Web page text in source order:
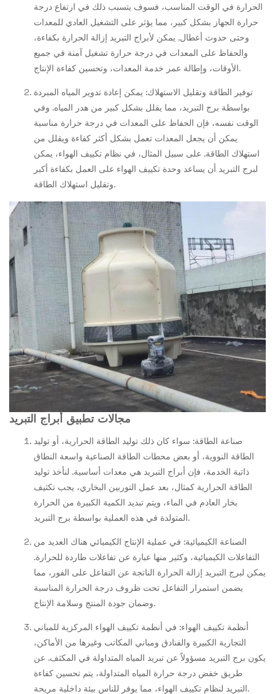
الحرارة في الوقت المناسب، فسوف يتسبب ذلك في ارتفاع درجة
حرارة الجهاز بشكل كبير، مما يؤثر على التشغيل العادي للمعدات
وحتى حدوث أعطال. يمكن لأبراج التبريد إزالة الحرارة بكفاءة،
والحفاظ على المعدات في درجة حرارة تشغيل آمنة في جميع
الأوقات، وإطالة عمر خدمة المعدات، وتحسين كفاءة الإنتاج.
توفير الطاقة وتقليل الاستهلاك: يمكن إعادة تدوير المياه المبردة
بواسطة برج التبريد، مما يقلل بشكل كبير من هدر المياه. وفي
الوقت نفسه، فإن الحفاظ على المعدات في درجة حرارة مناسبة
يمكن أن يجعل المعدات تعمل بشكل أكثر كفاءة ويقلل من
استهلاك الطاقة. على سبيل المثال، في نظام تكييف الهواء، يمكن
لبرج التبريد أن يساعد وحدة تكييف الهواء على العمل بكفاءة أكبر
وتقليل استهلاك الطاقة.
مجالات تطبيق أبراج التبريد
صناعة الطاقة: سواء كان ذلك توليد الطاقة الحرارية، أو توليد
الطاقة النووية، أو بعض محطات الطاقة الصناعية واسعة النطاق
ذاتية الخدمة، فإن أبراج التبريد هي معدات أساسية. لنأخذ توليد
الطاقة الحرارية كمثال، بعد عمل التوربين البخاري، يجب تكثيف
بخار العادم في الماء، ويتم تبديد الكمية الكبيرة من الحرارة
المتولدة في هذه العملية بواسطة برج التبريد.
الصناعة الكيميائية: في عملية الإنتاج الكيميائي هناك العديد من
التفاعلات الكيميائية، وكثير منها عبارة عن تفاعلات طاردة للحرارة.
يمكن لبرج التبريد إزالة الحرارة الناتجة عن التفاعل على الفور، مما
يضمن استمرار التفاعل تحت ظروف درجة الحرارة المناسبة
وضمان جودة المنتج وسلامة الإنتاج.
أنظمة تكييف الهواء: في أنظمة تكييف الهواء المركزية للمباني
التجارية الكبيرة والفنادق ومباني المكاتب وغيرها من الأماكن،
يكون برج التبريد مسؤولاً عن تبريد المياه المتداولة في المكثف. عن
طريق خفض درجة حرارة المياه المتداولة، يتم تحسين كفاءة
التبريد لنظام تكييف الهواء، مما يوفر للناس بيئة داخلية مريحة.